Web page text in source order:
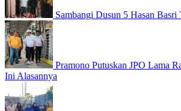
Sambangi Dusun 5 Hasan Basri
Pramono Putuskan JPO Lama
Ini Alasannya